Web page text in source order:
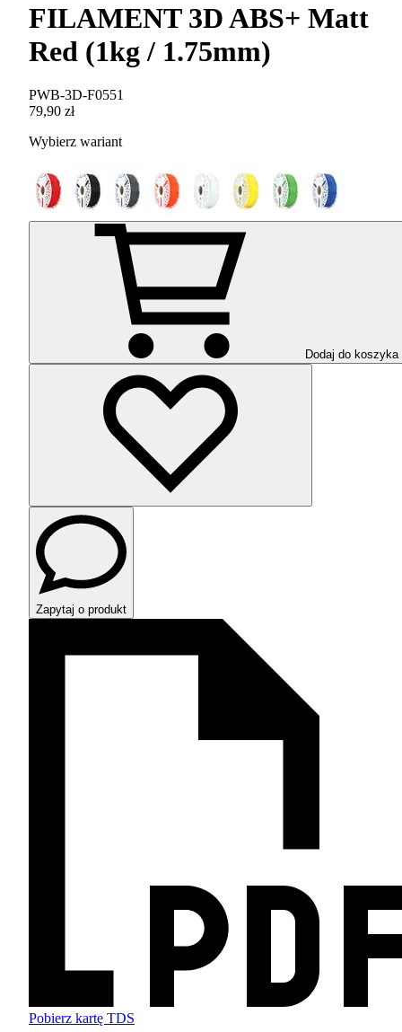
FILAMENT 3D ABS+ Matt
Red (1kg / 1.75mm)
PWB-3D-F0551
79,90 zł
Wybierz wariant
Dodaj do koszyka
Zapytaj o produkt
Pobierz kartę TDS